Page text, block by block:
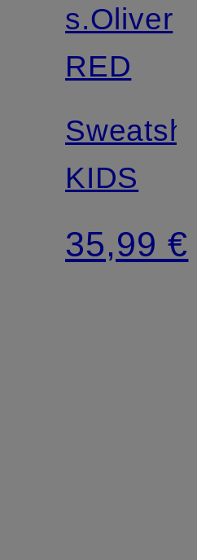
s.Oliver
RED
Sweatshirt
KIDS
35,99 €